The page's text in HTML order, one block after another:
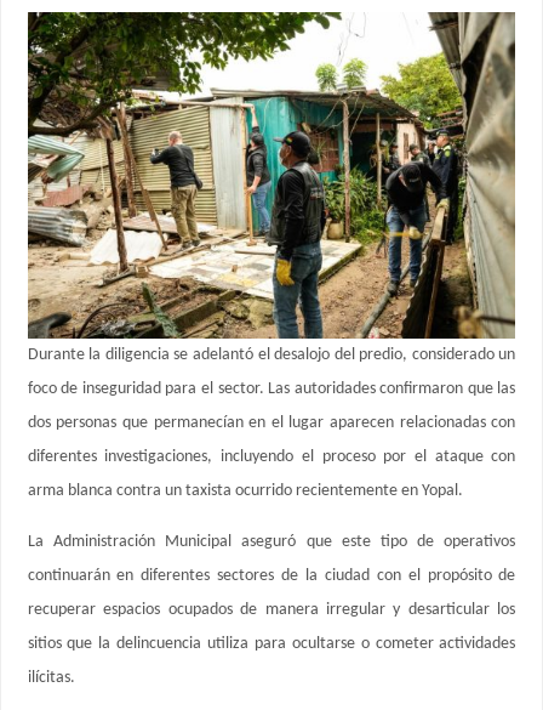
Durante la diligencia se adelantó el desalojo del predio, considerado un
foco de inseguridad para el sector. Las autoridades confirmaron que las
dos personas que permanecían en el lugar aparecen relacionadas con
diferentes investigaciones, incluyendo el proceso por el ataque con
arma blanca contra un taxista ocurrido recientemente en Yopal.
La Administración Municipal aseguró que este tipo de operativos
continuarán en diferentes sectores de la ciudad con el propósito de
recuperar espacios ocupados de manera irregular y desarticular los
sitios que la delincuencia utiliza para ocultarse o cometer actividades
ilícitas.